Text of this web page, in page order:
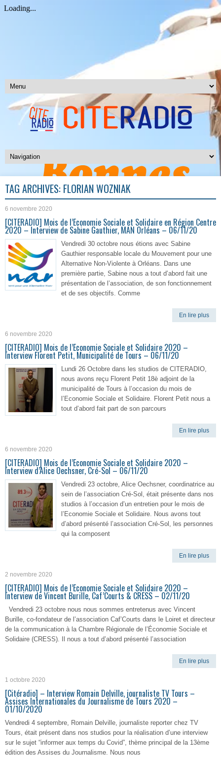
TAG ARCHIVES: FLORIAN WOZNIAK
6 novembre 2020
[CITERADIO] Mois de l’Economie Sociale et Solidaire en Région Centre
2020 – Interview de Sabine Gauthier, MAN Orléans – 06/11/20
Vendredi 30 octobre nous étions avec Sabine
Gauthier responsable locale du Mouvement pour une
Alternative Non-Violente à Orléans. Dans une
première partie, Sabine nous a tout d’abord fait une
présentation de l’association, de son fonctionnement
et de ses objectifs. Comme
En lire plus
6 novembre 2020
[CITERADIO] Mois de l’Economie Sociale et Solidaire 2020 –
Interview Florent Petit, Municipalité de Tours – 06/11/20
Lundi 26 Octobre dans les studios de CITERADIO,
nous avons reçu Florent Petit 18è adjoint de la
municipalité de Tours à l’occasion du mois de
l’Economie Sociale et Solidaire. Florent Petit nous a
tout d’abord fait part de son parcours
En lire plus
6 novembre 2020
[CITERADIO] Mois de l’Economie Sociale et Solidaire 2020 –
Interview d’Alice Oechsner, Cré-Sol – 06/11/20
Vendredi 23 octobre, Alice Oechsner, coordinatrice au
sein de l’association Cré-Sol, était présente dans nos
studios à l’occasion d’un entretien pour le mois de
l’Economie Sociale et Solidaire. Nous avons tout
d’abord présenté l’association Cré-Sol, les personnes
qui la composent
En lire plus
2 novembre 2020
[CITERADIO] Mois de l’Economie Sociale et Solidaire 2020 –
Interview de Vincent Burille, Caf’Courts & CRESS – 02/11/20
Vendredi 23 octobre nous nous sommes entretenus avec Vincent
Burille, co-fondateur de l’association Caf’Courts dans le Loiret et directeur
de la communication à la Chambre Régionale de l’Économie Sociale et
Solidaire (CRESS). Il nous a tout d’abord présenté l’association
En lire plus
1 octobre 2020
[Citéradio] – Interview Romain Delville, journaliste TV Tours –
Assises Internationales du Journalisme de Tours 2020 –
01/10/2020
Vendredi 4 septembre, Romain Delville, journaliste reporter chez TV
Tours, était présent dans nos studios pour la réalisation d’une interview
sur le sujet “informer aux temps du Covid”, thème principal de la 13ème
édition des Assises du Journalisme. Nous nous